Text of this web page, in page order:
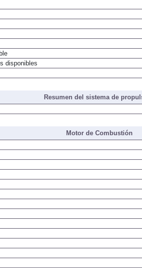
disponibles
Resumen del sistema de
Motor de Combustión